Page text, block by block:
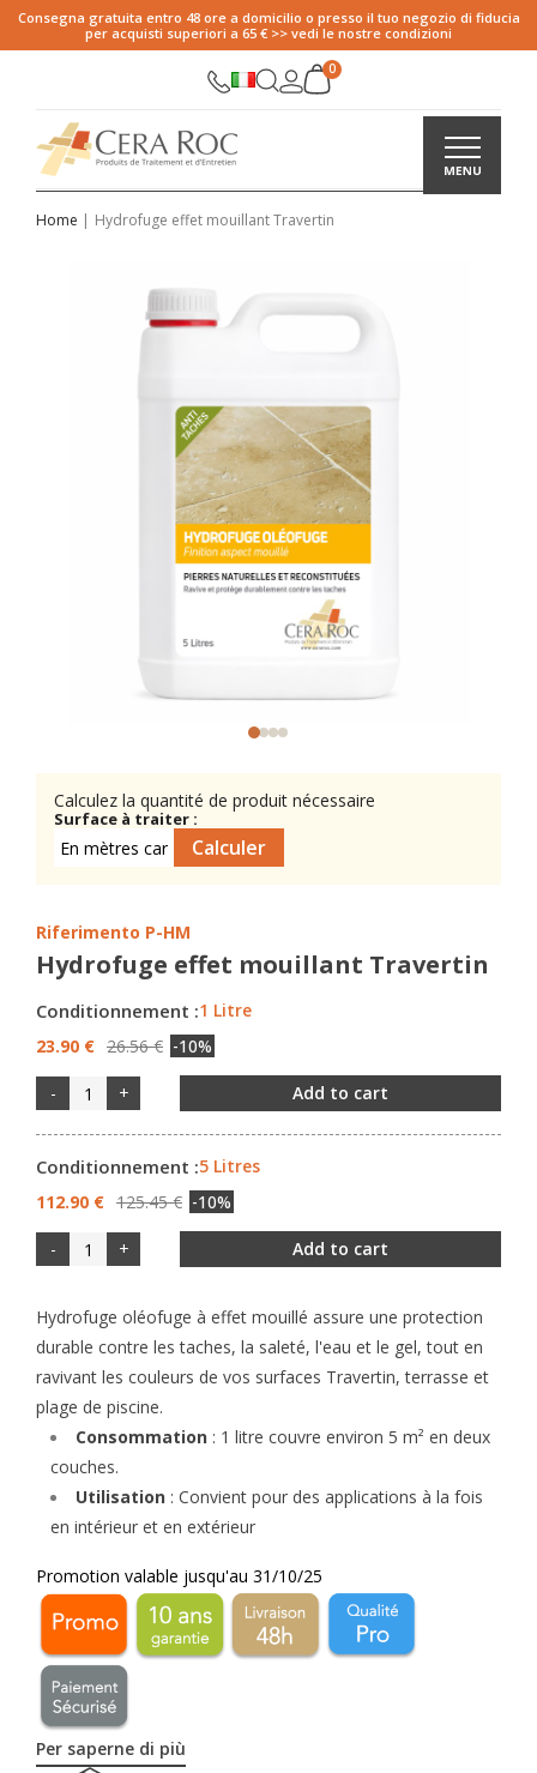
Consegna gratuita entro 48 ore a domicilio o presso il tuo negozio di fiducia
per acquisti superiori a 65 € >> vedi le nostre condizioni
Home Hydrofuge effet mouillant Travertin
Calculez la quantité de produit nécessaire
Surface à traiter :
Hydrofuge effet mouillant Travertin
Riferimento P-HM
Conditionnement :1 Litre
23.90 € 26.56 € -10%
- + Add to cart
Conditionnement :5 Litres
112.90 € 125.45 € -10%
- + Add to cart
Hydrofuge oléofuge à effet mouillé assure une protection
durable contre les taches, la saleté, l'eau et le gel, tout en
ravivant les couleurs de vos surfaces Travertin, terrasse et
plage de piscine.
Consommation : 1 litre couvre environ 5 m² en deux
couches.
Utilisation : Convient pour des applications à la fois
en intérieur et en extérieur
Promotion valable jusqu'au 31/10/25
Per saperne di più